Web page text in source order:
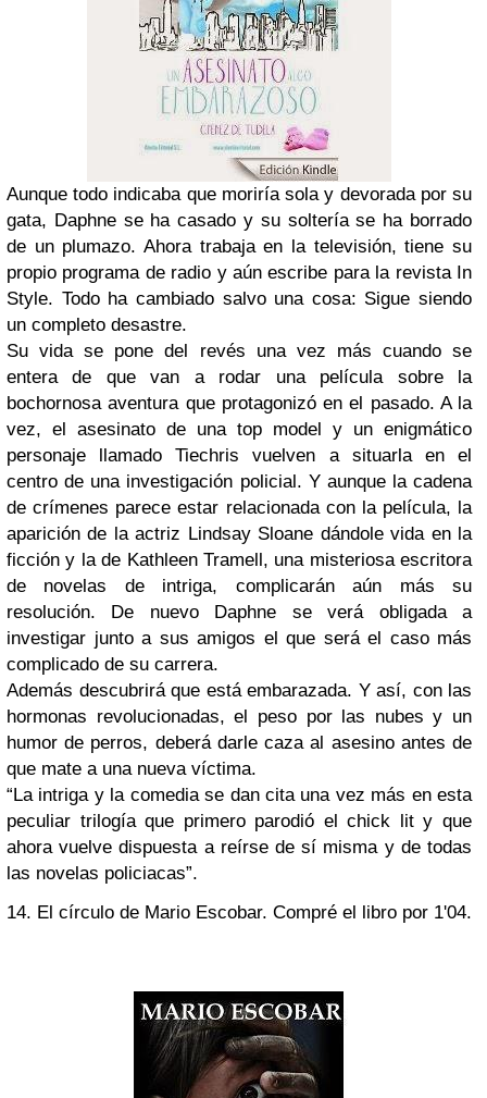
Aunque todo indicaba que moriría sola y devorada por su
gata, Daphne se ha casado y su soltería se ha borrado
de un plumazo. Ahora trabaja en la televisión, tiene su
propio programa de radio y aún escribe para la revista In
Style. Todo ha cambiado salvo una cosa: Sigue siendo
un completo desastre.
Su vida se pone del revés una vez más cuando se
entera de que van a rodar una película sobre la
bochornosa aventura que protagonizó en el pasado. A la
vez, el asesinato de una top model y un enigmático
personaje llamado Tiechris vuelven a situarla en el
centro de una investigación policial. Y aunque la cadena
de crímenes parece estar relacionada con la película, la
aparición de la actriz Lindsay Sloane dándole vida en la
ficción y la de Kathleen Tramell, una misteriosa escritora
de novelas de intriga, complicarán aún más su
resolución. De nuevo Daphne se verá obligada a
investigar junto a sus amigos el que será el caso más
complicado de su carrera.
Además descubrirá que está embarazada. Y así, con las
hormonas revolucionadas, el peso por las nubes y un
humor de perros, deberá darle caza al asesino antes de
que mate a una nueva víctima.
“La intriga y la comedia se dan cita una vez más en esta
peculiar trilogía que primero parodió el chick lit y que
ahora vuelve dispuesta a reírse de sí misma y de todas
las novelas policiacas”.
14. El círculo de Mario Escobar. Compré el libro por 1'04.